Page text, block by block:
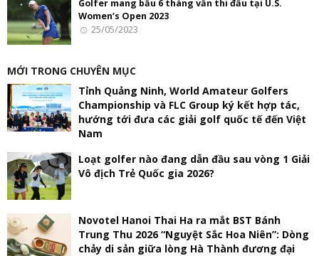
Golfer mang bầu 6 tháng vẫn thi đấu tại U.S.
Women’s Open 2023
25/05/2023
MỚI TRONG CHUYÊN MỤC
Tỉnh Quảng Ninh, World Amateur Golfers
Championship và FLC Group ký kết hợp tác,
hướng tới đưa các giải golf quốc tế đến Việt
Nam
Loạt golfer nào đang dẫn đầu sau vòng 1 Giải
Vô địch Trẻ Quốc gia 2026?
Novotel Hanoi Thai Ha ra mắt BST Bánh
Trung Thu 2026 “Nguyệt Sắc Hoa Niên”: Dòng
chảy di sản giữa lòng Hà Thành đương đại